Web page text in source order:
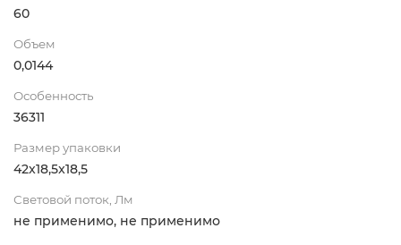
60
Объем
0,0144
Особенность
36311
Размер упаковки
42x18,5x18,5
Световой поток, Лм
не применимо, не применимо